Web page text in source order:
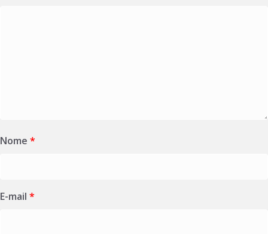
Nome *
E-mail *